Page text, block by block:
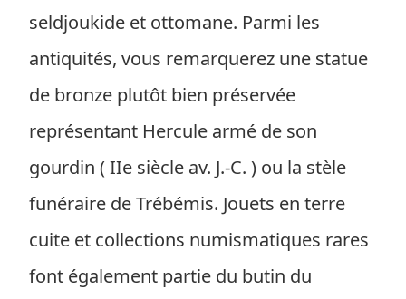
seldjoukide et ottomane. Parmi les
antiquités, vous remarquerez une statue
de bronze plutôt bien préservée
représentant Hercule armé de son
gourdin ( IIe siècle av. J.-C. ) ou la stèle
funéraire de Trébémis. Jouets en terre
cuite et collections numismatiques rares
font également partie du butin du